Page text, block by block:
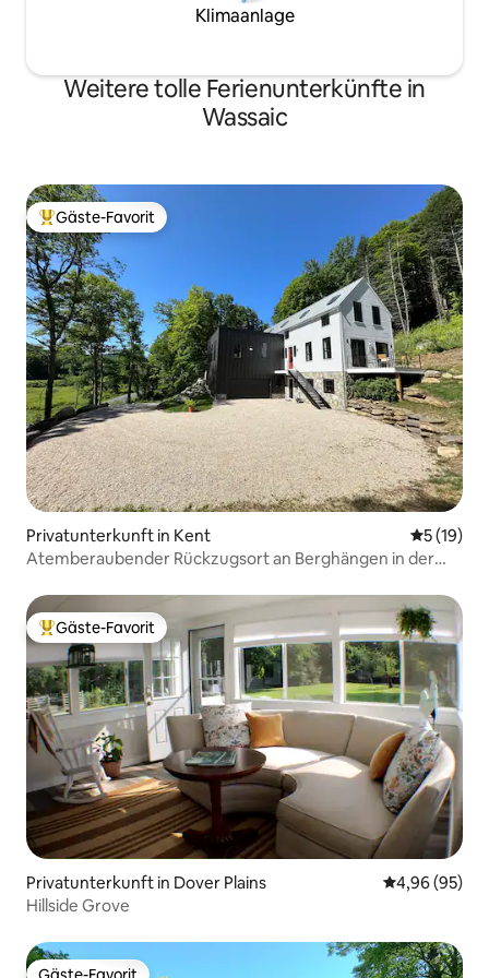
einem Wander- und Radweg.
Restaurants in der Stadt Amenia sind zu
Klimaanlage
Weitere tolle Ferienunterkünfte in
Wassaic
Beliebter Gäste-Favorit.
Gäste-Favorit
Privatunterkunft in Kent
5 (19)
Atemberaubender Rückzugsort an Berghängen in der
Beliebter Gäste-Favorit.
Gäste-Favorit
Privatunterkunft in Dover Plains
4,96 (95)
Hillside Grove